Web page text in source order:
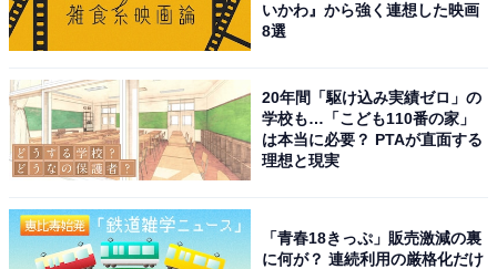
いかわ』から強く連想した映画
8選
20年間「駆け込み実績ゼロ」の
学校も…「こども110番の家」
は本当に必要？ PTAが直面する
理想と現実
「青春18きっぷ」販売激減の裏
に何が？ 連続利用の厳格化だけ